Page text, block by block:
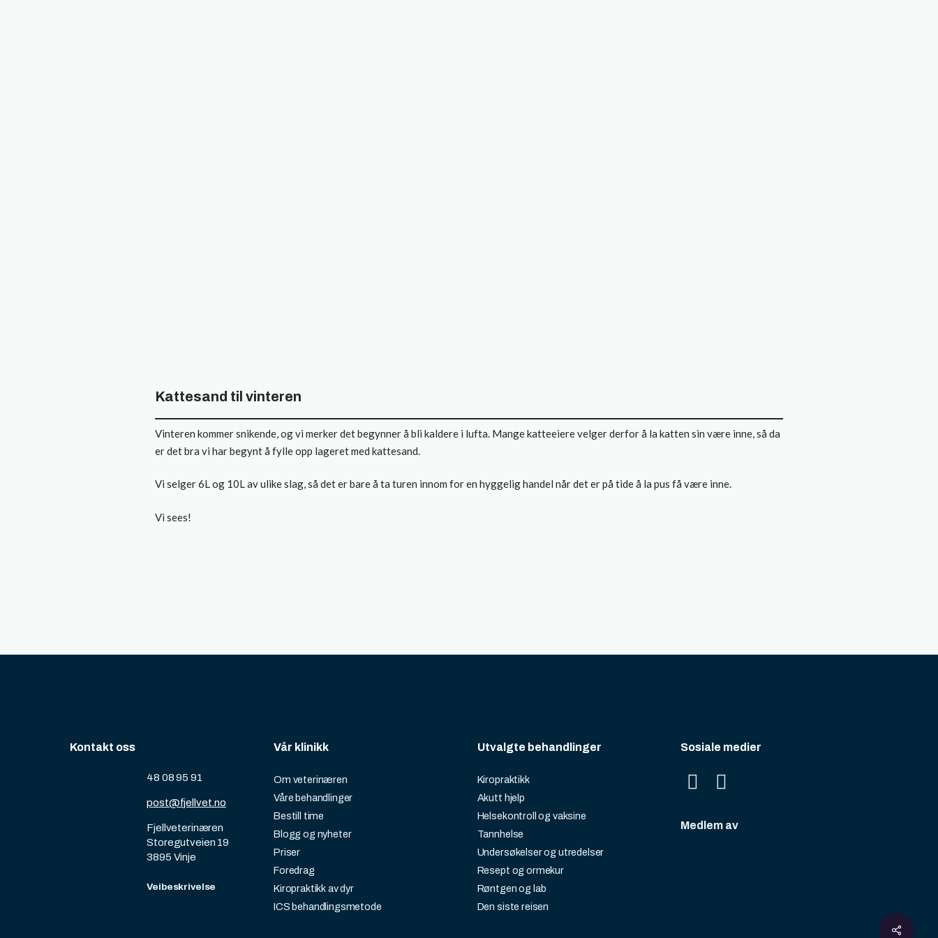
Kattesand til vinteren
Vinteren kommer snikende, og vi merker det begynner å bli kaldere i lufta. Mange katteeiere velger derfor å la katten sin være inne, så da
er det bra vi har begynt å fylle opp lageret med kattesand.
Vi selger 6L og 10L av ulike slag, så det er bare å ta turen innom for en hyggelig handel når det er på tide å la pus få være inne.
Vi sees!
Share
Kontakt oss
48 08 95 91
post@fjellvet.no
Fjellveterinæren
Storegutveien 19
3895 Vinje
Veibeskrivelse
Vår klinikk
Om veterinæren
Våre behandlinger
Bestill time
Blogg og nyheter
Priser
Foredrag
Kiropraktikk av dyr
ICS behandlingsmetode
Utvalgte behandlinger
Kiropraktikk
Akutt hjelp
Helsekontroll og vaksine
Tannhelse
Undersøkelser og utredelser
Resept og ormekur
Røntgen og lab
Den siste reisen
Sosiale medier
Medlem av